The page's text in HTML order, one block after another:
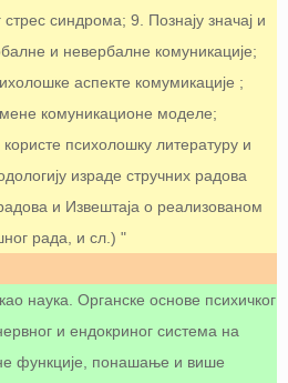
стрес синдрома; 9. Познају значај и
и невербалне комуникације;
аспекте комумикације ;
комуникационе моделе;
психолошку литературу и
израде стручних радова
и Извештаја о реализованом
рада, и сл.) "
наука. Органске основе психичког
и ендокриног система на
функције, понашање и више